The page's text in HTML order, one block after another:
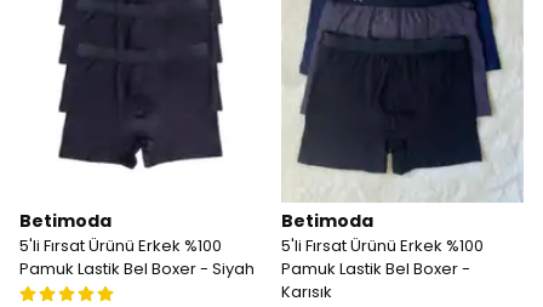
Betimoda
5'li Fırsat Ürünü Erkek %100
Pamuk Lastik Bel Boxer - Siyah
Betimoda
5'li Fırsat Ürünü Erkek %100
Pamuk Lastik Bel Boxer -
Karısık